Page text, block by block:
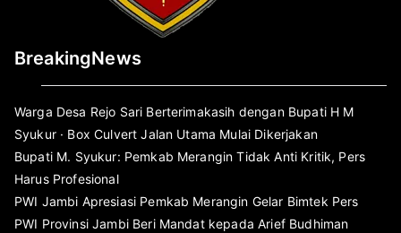
BreakingNews
Warga Desa Rejo Sari Berterimakasih dengan Bupati H M
Syukur · Box Culvert Jalan Utama Mulai Dikerjakan
Bupati M. Syukur: Pemkab Merangin Tidak Anti Kritik, Pers
Harus Profesional
PWI Jambi Apresiasi Pemkab Merangin Gelar Bimtek Pers
PWI Provinsi Jambi Beri Mandat kepada Arief Budhiman